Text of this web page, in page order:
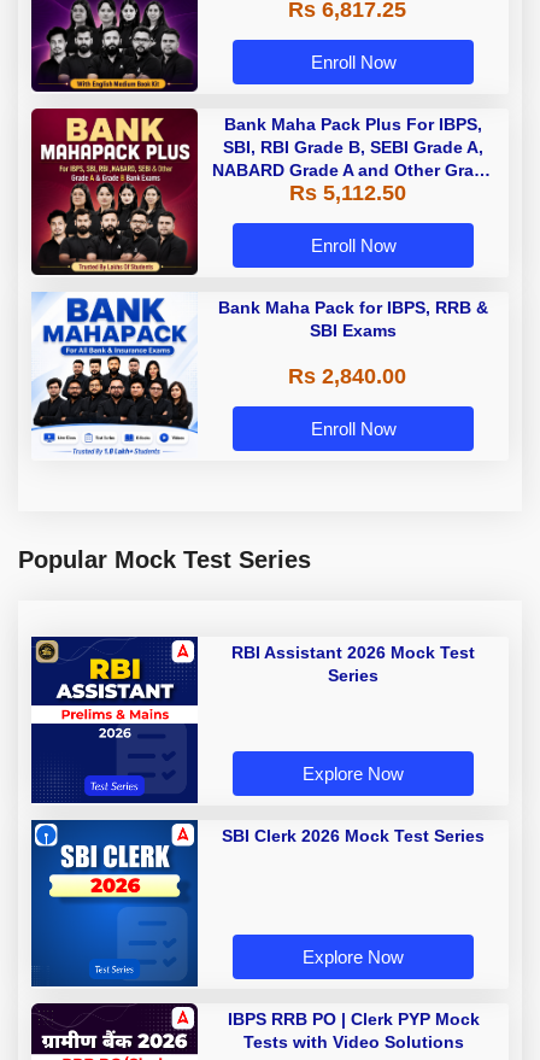
Rs 6,817.25
Enroll Now
Bank Maha Pack Plus For IBPS,
SBI, RBI Grade B, SEBI Grade A,
NABARD Grade A and Other Grade
A & Grade B Bank Exams
Rs 5,112.50
Enroll Now
Bank Maha Pack for IBPS, RRB &
SBI Exams
Rs 2,840.00
Enroll Now
Popular Mock Test Series
RBI Assistant 2026 Mock Test
Series
Explore Now
SBI Clerk 2026 Mock Test Series
Explore Now
IBPS RRB PO | Clerk PYP Mock
Tests with Video Solutions